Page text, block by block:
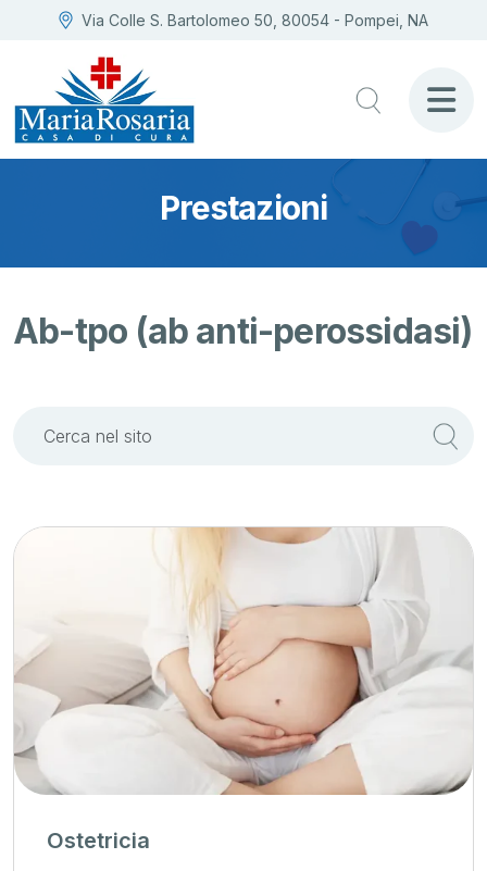
Via Colle S. Bartolomeo 50, 80054 - Pompei, NA
Prestazioni
Ab-tpo (ab anti-perossidasi)
Ostetricia